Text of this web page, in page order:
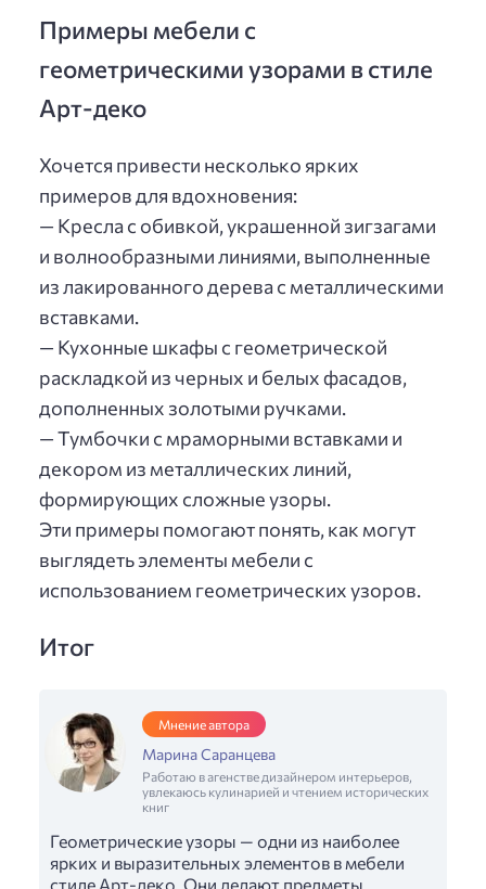
Примеры мебели с
геометрическими узорами в стиле
Арт-деко
Хочется привести несколько ярких
примеров для вдохновения:
— Кресла с обивкой, украшенной зигзагами
и волнообразными линиями, выполненные
из лакированного дерева с металлическими
вставками.
— Кухонные шкафы с геометрической
раскладкой из черных и белых фасадов,
дополненных золотыми ручками.
— Тумбочки с мраморными вставками и
декором из металлических линий,
формирующих сложные узоры.
Эти примеры помогают понять, как могут
выглядеть элементы мебели с
использованием геометрических узоров.
Итог
Мнение автора
Марина Саранцева
Работаю в агенстве дизайнером интерьеров,
увлекаюсь кулинарией и чтением исторических
книг
Геометрические узоры — одни из наиболее
ярких и выразительных элементов в мебели
стиле Арт-деко. Они делают предметы